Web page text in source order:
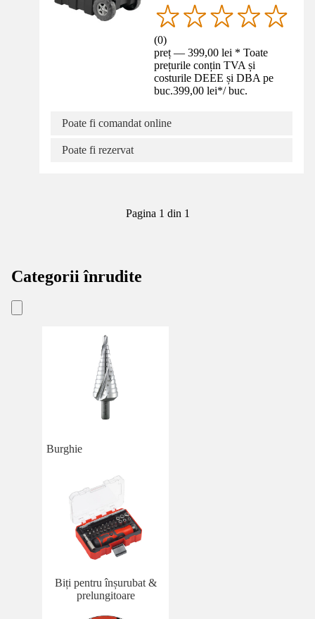
(0)
preț — 399,00 lei * Toate
prețurile conțin TVA și
costurile DEEE și DBA pe
buc.399,00 lei*/ buc.
Poate fi comandat online
Poate fi rezervat
Pagina 1 din 1
Categorii înrudite
Burghie
Biți pentru înșurubat &
prelungitoare